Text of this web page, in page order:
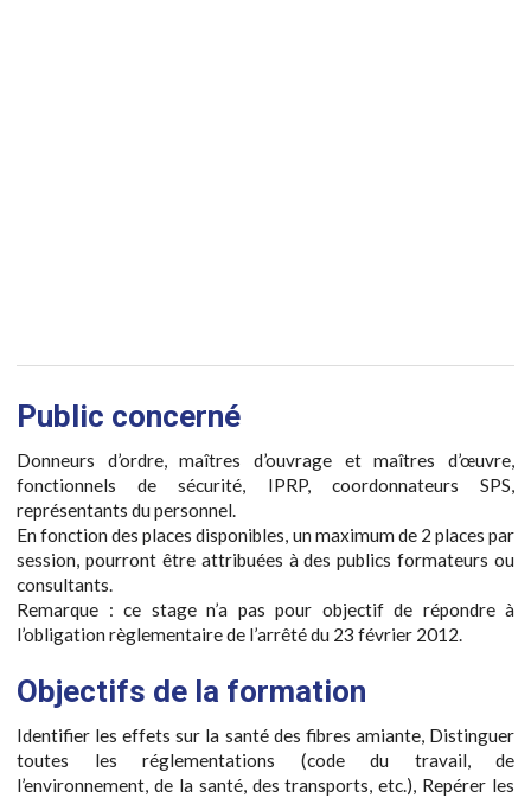
Public concerné
Donneurs d’ordre, maîtres d’ouvrage et maîtres d’œuvre,
fonctionnels de sécurité, IPRP, coordonnateurs SPS,
représentants du personnel.
En fonction des places disponibles, un maximum de 2 places par
session, pourront être attribuées à des publics formateurs ou
consultants.
Remarque : ce stage n’a pas pour objectif de répondre à
l’obligation règlementaire de l’arrêté du 23 février 2012.
Objectifs de la formation
Identifier les effets sur la santé des fibres amiante, Distinguer
toutes les réglementations (code du travail, de
l’environnement, de la santé, des transports, etc.), Repérer les